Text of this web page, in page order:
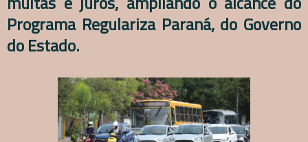
Programa Regulariza Paraná, do Governo
do Estado.